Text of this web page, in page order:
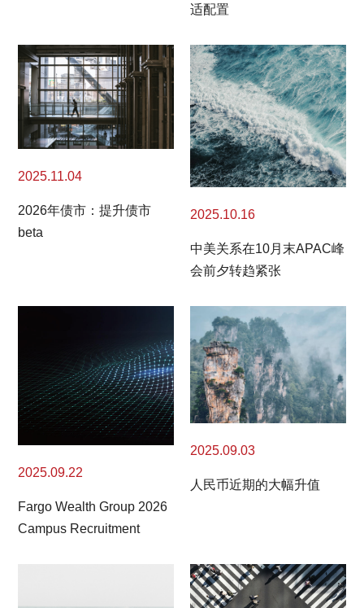
适配置
2025.11.04
2026年债市：提升债市
beta
2025.10.16
中美关系在10月末APAC峰
会前夕转趋紧张
2025.09.22
Fargo Wealth Group 2026
Campus Recruitment
2025.09.03
人民币近期的大幅升值